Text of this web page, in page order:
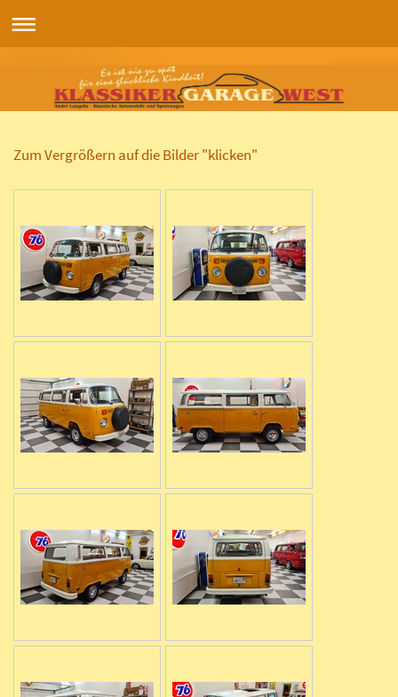
Zum Vergrößern auf die Bilder "klicken"